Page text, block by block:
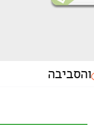
והסביבה